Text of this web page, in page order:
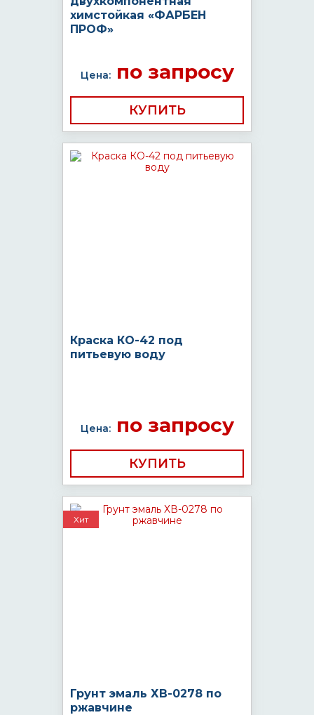
химстойкая «ФАРБЕН
ПРОФ»
Цена:по запросу
КУПИТЬ
Краска КО-42 под
питьевую воду
Цена:по запросу
КУПИТЬ
Хит
Грунт эмаль ХВ-0278 по
ржавчине